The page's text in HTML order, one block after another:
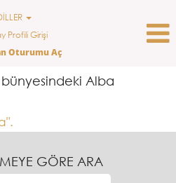
Profili Girişi
Oturumu Aç
bünyesindeki Alba
GÖRE ARA